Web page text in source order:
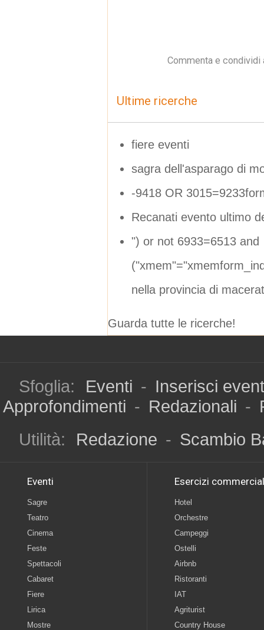
Commenta e
Ultime ricerche
fiere eventi
sagra dell'asparago di
-9418 OR
Recanati evento ultimo
") or not 6933=6513 and
nella provincia di
Guarda tutte le ricerche!
Sfoglia: Eventi - Inserisci
Approfondimenti - Redazionali -
Utilità:
Redazione - Scambio
Eventi
Sagre
Teatro
Cinema
Feste
Spettacoli
Cabaret
Fiere
Lirica
Mostre
Esercizi
Hotel
Orchestre
Campeggi
Ostelli
Airbnb
Ristoranti
IAT
Agriturist
Country House